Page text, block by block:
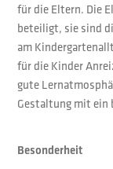
für die Eltern. Die
beteiligt, sie sind
am
für die Kinder
gute
Gestaltung mit ein
Besonderheit